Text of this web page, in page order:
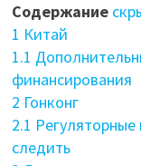
Содержание
1 Китай
1.1
финансирования
2 Гонконг
2.1
следить